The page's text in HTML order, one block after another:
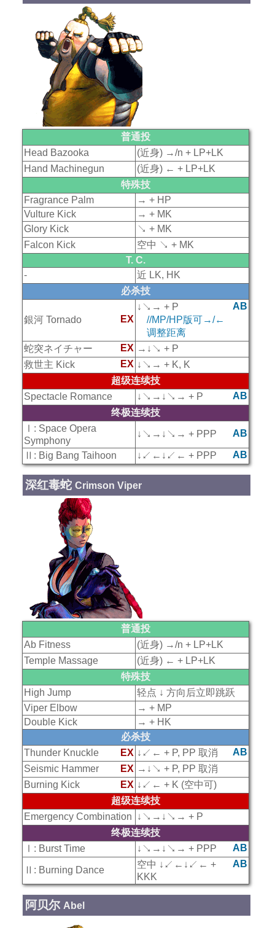
普通投
Head Bazooka
(近身) →/n + LP+LK
Hand Machinegun
(近身) ← + LP+LK
特殊技
Fragrance Palm
→ + HP
Vulture Kick
→ + MK
Glory Kick
↘ + MK
Falcon Kick
空中 ↘ + MK
T. C.
-
近 LK, HK
必杀技
EX
銀河 Tornado
AB
↓↘→ + P
//MP/HP版可→/←
调整距离
EX
蛇突ネイチャー
→↓↘ + P
EX
救世主 Kick
↓↘→ + K, K
超级连续技
Spectacle Romance
AB
↓↘→↓↘→ + P
终极连续技
Ⅰ: Space Opera
Symphony
AB
↓↘→↓↘→ + PPP
Ⅱ: Big Bang Taihoon AB
↓↙←↓↙← + PPP
深红毒蛇 Crimson Viper
普通投
Ab Fitness
(近身) →/n + LP+LK
Temple Massage
(近身) ← + LP+LK
特殊技
High Jump
轻点 ↓ 方向后立即跳跃
Viper Elbow
→ + MP
Double Kick
→ + HK
必杀技
EX
Thunder Knuckle AB
↓↙← + P, PP 取消
EX
Seismic Hammer
→↓↘ + P, PP 取消
EX
Burning Kick
↓↙← + K (空中可)
超级连续技
Emergency Combination
↓↘→↓↘→ + P
终极连续技
Ⅰ: Burst Time
AB
↓↘→↓↘→ + PPP
Ⅱ: Burning Dance
AB
空中 ↓↙←↓↙← +
KKK
阿贝尔 Abel